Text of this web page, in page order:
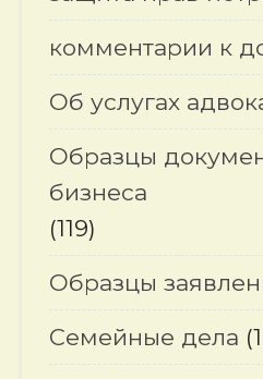
комментарии к
Об услугах
Образцы
бизнеса
(119)
Образцы
Семейные дела